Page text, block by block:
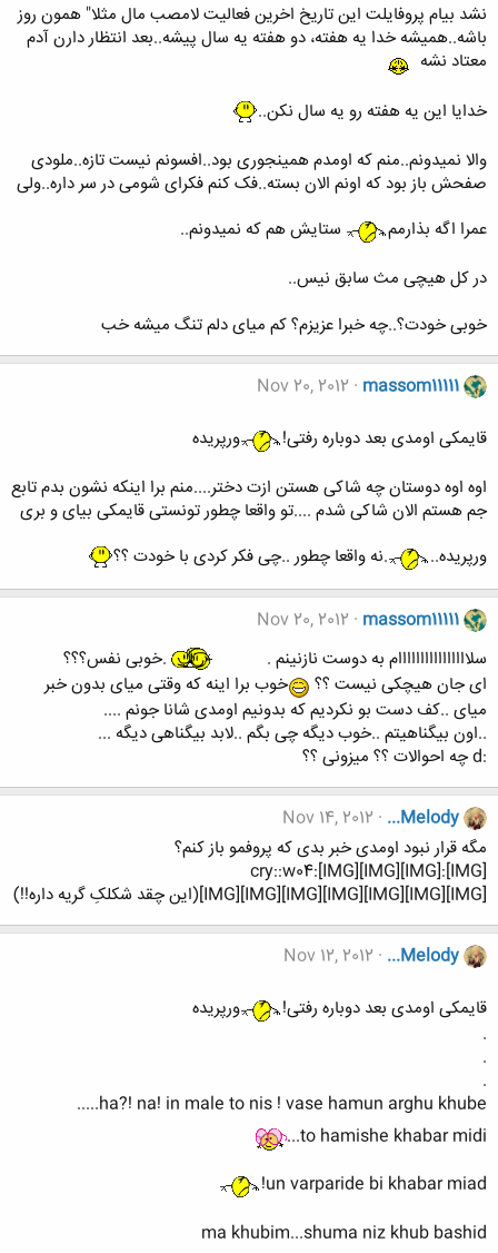
نشد بیام پروفایلت این تاریخ اخرین فعالیت لامصب مال مثلا" همون روز
باشه..همیشه خدا یه هفته، دو هفته یه سال پیشه..بعد انتظار دارن آدم
معتاد نشه
خدایا این یه هفته رو یه سال نکن..
والا نمیدونم..منم که اومدم همینجوری بود..افسونم نیست تازه..ملودی
صفحش باز بود که اونم الان بسته..فک کنم فکرای شومی در سر داره..ولی
عمرا اگه بذارمم
ستایش هم که نمیدونم..
در کل هیچی مث سابق نیس..
خوبی خودت؟..چه خبرا عزیزم؟ کم میای دلم تنگ میشه خب
massom11111
Nov 20, 2012
قایمکی اومدی بعد دوباره رفتی!
ورپریده
اوه اوه دوستان چه شاکی هستن ازت دختر....منم برا اینکه نشون بدم تابع
جم هستم الان شاکی شدم ....تو واقعا چطور تونستی قایمکی بیای و بری
ورپریده..
.نه واقعا چطور ..چی فکر کردی با خودت ؟؟
massom11111
Nov 20, 2012
سلاااااااااااااااام به دوست نازنینم .
.خوبی نفس؟؟؟
ای جان هیچکی نیست ؟؟
خوب برا اینه که وقتی میای بدون خبر
میای ..کف دست بو نکردیم که بدونیم اومدی شانا جونم ....
..اون بیگناهیتم ..خوب دیگه چی بگم ..لابد بیگناهی دیگه ...
:d چه احوالات ؟؟ میزونی ؟؟
...Melody
Nov 14, 2012
مگه قرار نبود اومدی خبر بدی که پروفمو باز کنم؟
[IMG]:cry::w04:[IMG][IMG][IMG]
[IMG][IMG][IMG][IMG][IMG][IMG][IMG](این چقد شکلکِ گریه داره!!)
...Melody
Nov 12, 2012
قایمکی اومدی بعد دوباره رفتی!
ورپریده
.
.
.
ha?! na! in male to nis ! vase hamun arghu khube.....
to hamishe khabar midi...
un varparide bi khabar miad!
ma khubim...shuma niz khub bashid